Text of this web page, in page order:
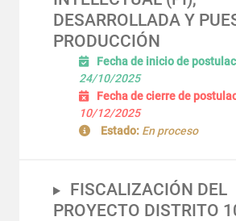
DESARROLLADA Y
PRODUCCIÓN
Fecha de inicio de
24/10/2025
Fecha de cierre de
10/12/2025
Estado: En proceso
FISCALIZACIÓN DEL
PROYECTO DISTRITO